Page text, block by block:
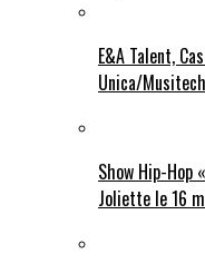
E&A Talent,
Unica/
Show Hip-Hop
Joliette le 16